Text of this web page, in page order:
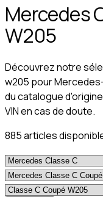
Mercedes
W205
Découvrez notre
w205 pour
du catalogue
VIN en cas de doute.
885articles